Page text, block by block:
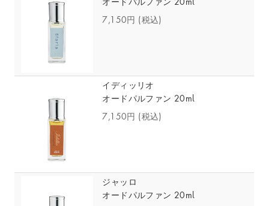
オードパルファン 20ml
7,150円 (税込)
イディッリオ
オードパルファン 20ml
7,150円 (税込)
ジャッロ
オードパルファン 20ml